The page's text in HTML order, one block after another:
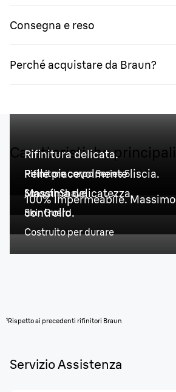
Consegna e reso
Perché acquistare da Braun?
Caratteristiche principali
Rifinitura delicata.
Rifinitore corpo Series 5
Pelle piacevolmente liscia.
SmoothShave
Massima delicatezza.
SkinGuard
100% impermeabile. Massimo
controllo.
Costruito per durare
¹Rispetto ai precedenti rifinitori Braun
Servizio Assistenza